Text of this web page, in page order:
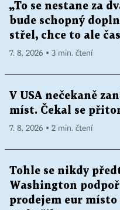
„To se nestane za
bude schopný
střel, chce to ale
7. 8. 2026 ▪ 3 min. čtení
V USA nečekaně
míst. Čekal se
7. 8. 2026 ▪ 2 min. čtení
Tohle se nikdy
Washington
prodejem eur